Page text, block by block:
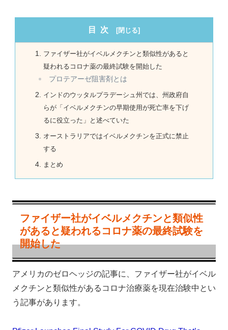
目次
ファイザー社がイベルメクチンと類似性があると
疑われるコロナ薬の最終試験を開始した
プロテアーゼ阻害剤とは
インドのウッタルプラデーシュ州では、州政府自
らが「イベルメクチンの早期使用が死亡率を下げ
るに役立った」と述べていた
オーストラリアではイベルメクチンを正式に禁止
する
まとめ
ファイザー社がイベルメクチンと類似性
があると疑われるコロナ薬の最終試験を
開始した
アメリカのゼロヘッジの記事に、ファイザー社がイベル
メクチンと類似性があるコロナ治療薬を現在治験中とい
う記事があります。